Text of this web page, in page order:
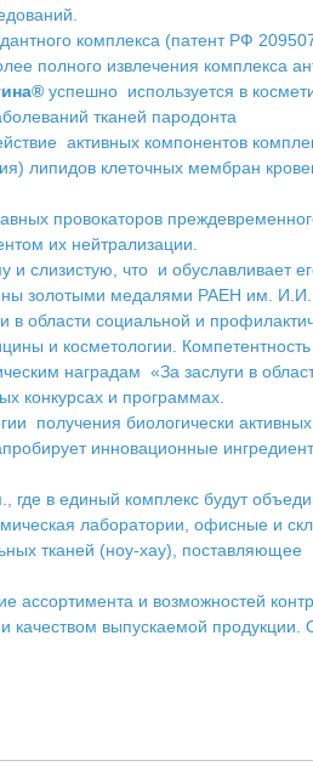
комплекса (патент РФ
полного извлечения комплекса
успешно используется в
тканей пародонта
активных компонентов
липидов клеточных мембран
провокаторов
их нейтрализации.
слизистую, что и обуславливает
золотыми медалями РАЕН им. И.И.
области социальной и
и косметологии.
наградам «За заслуги в
конкурсах и программах.
получения биологически
инновационные
в единый комплекс будут
лаборатории, офисные и
тканей (ноу-хау),
и возможностей
выпускаемой